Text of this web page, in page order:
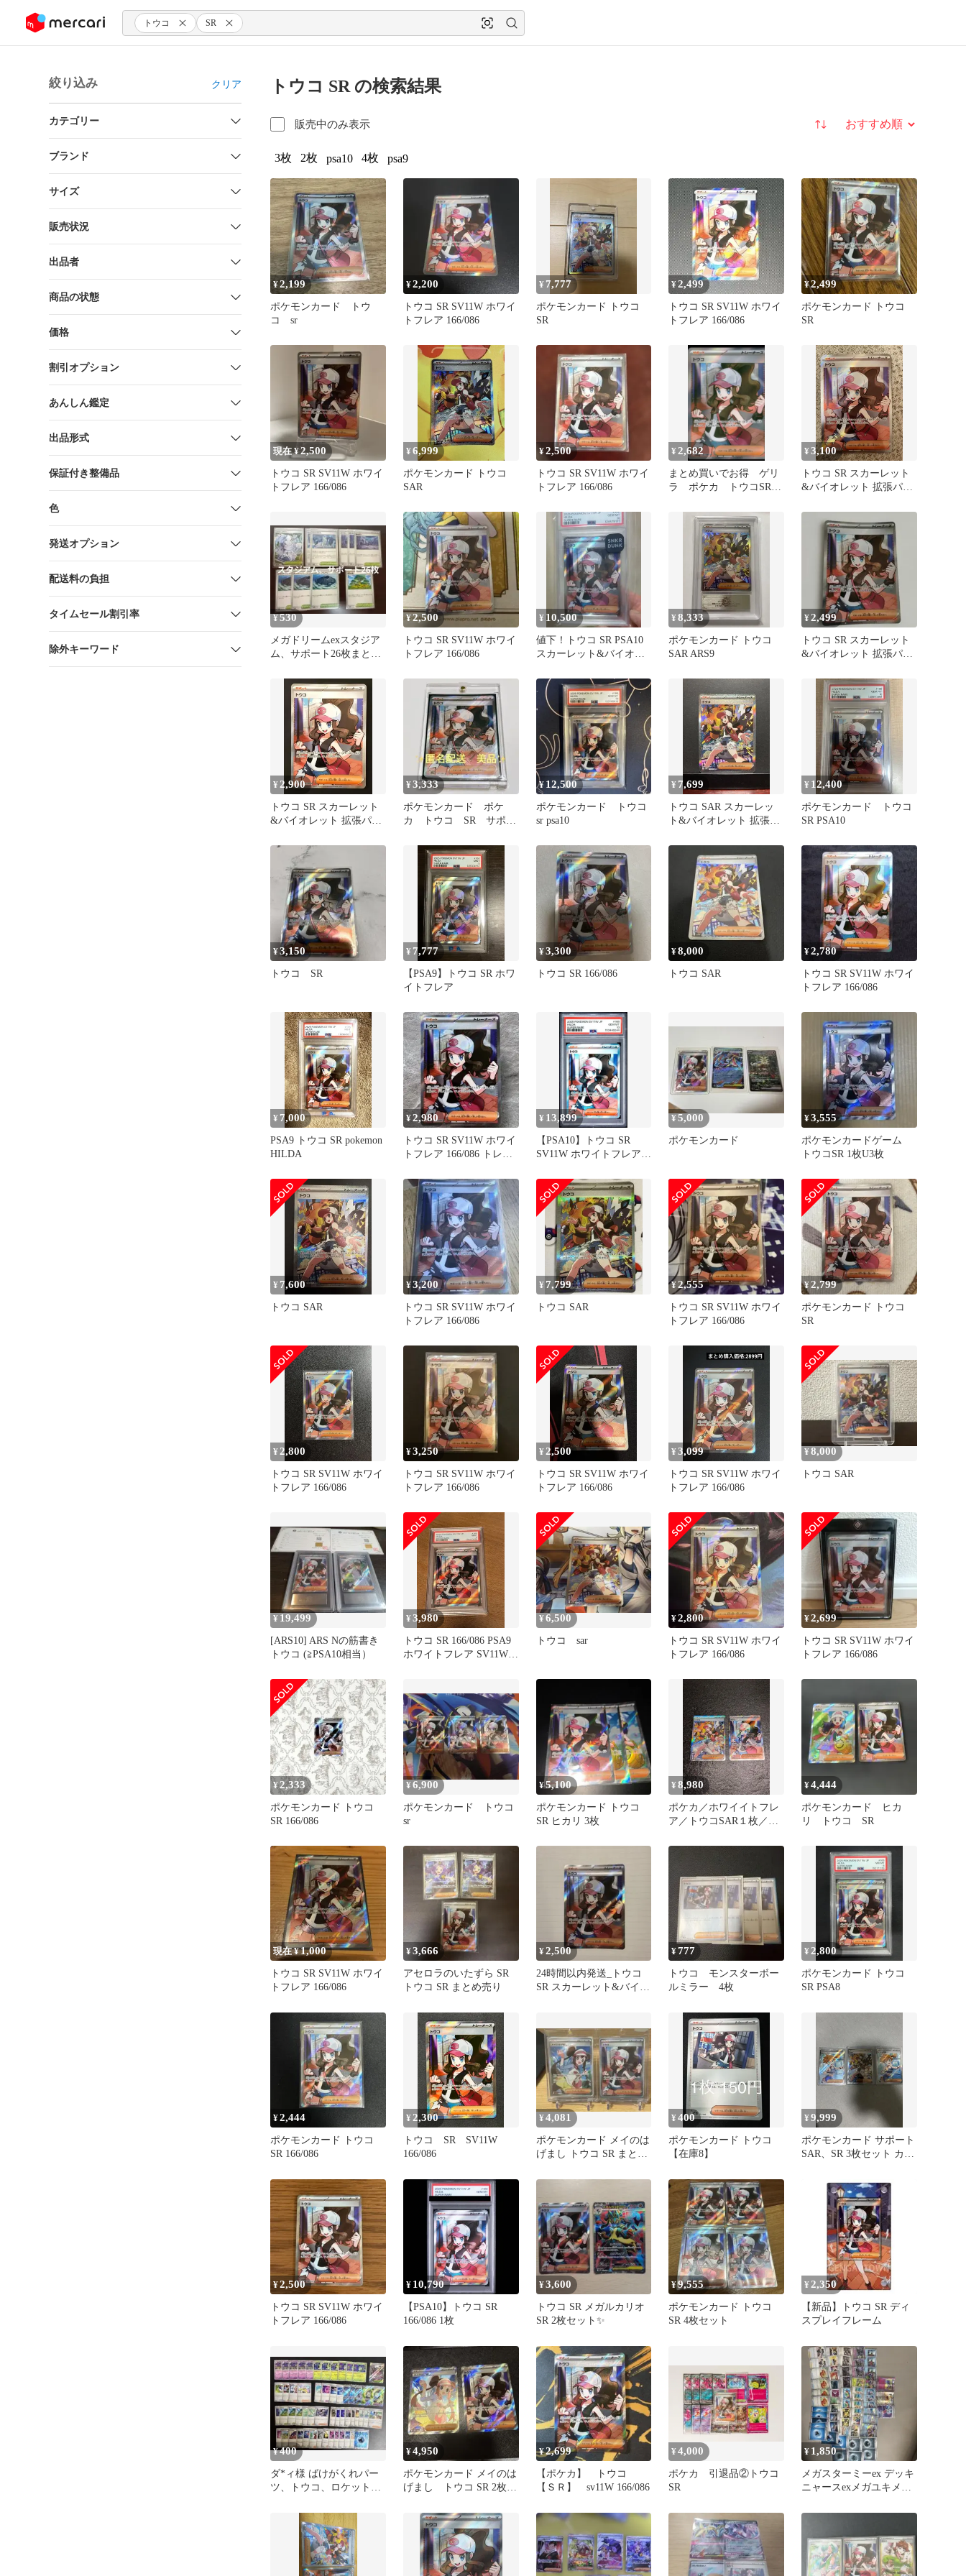
ツにスキップ トウコ SR
絞り込み クリア
カテゴリー
ブランド
サイズ
販売状況
出品者
商品の状態
価格
割引オプション
あんしん鑑定
出品形式
保証付き整備品
色
発送オプション
配送料の負担
タイムセール割引率
除外キーワード
トウコ SR の検索結果
販売中のみ表示 並び替え
3枚 2枚 psa10 4枚 psa9
¥2,199
ポケモンカード トウ
コ sr
¥2,200
トウコ SR SV11W ホワイ
トフレア 166/086
¥ 7,777
ポケモンカード トウコ
SR
¥2,499
トウコ SR SV11W ホワイ
トフレア 166/086
¥2,499
ポケモンカード トウコ
SR
現在 ¥2,500
トウコ SR SV11W ホワイ
トフレア 166/086
¥6,999
ポケモンカード トウコ
SAR
¥2,500
トウコ SR SV11W ホワイ
トフレア 166/086
¥ 2,682
まとめ買いでお得 ゲリ
ラ ポケカ トウコSR
¥3,100
トウコ SR スカーレット
&バイオレット 拡張パッ
¥530
メガドリームexスタジア
ム、サポート26枚まとめ
¥2,500
トウコ SR SV11W ホワイ
トフレア 166/086
¥ 10,500
値下！トウコ SR PSA10
スカーレット&バイオレ
¥8,333
ポケモンカード トウコ
SAR ARS9
¥2,499
トウコ SR スカーレット
&バイオレット 拡張パッ
1…
¥ 2,900
トウコ SR スカーレット
&バイオレット 拡張パッ
16
¥3,333
ポケモンカード ポケ
カ トウコ SR サポー
イトフレア
¥ 12,500
ポケモンカード トウコ
sr psa10
¥ 7,699
トウコ SAR スカーレッ
ト&バイオレット 拡張パ
¥ 12,400
ポケモンカード トウコ
SR PSA10
¥3,150
トウコ SR
¥ 7,777
【PSA9】トウコ SR ホワ
イトフレア
¥3,300
トウコ SR 166/086
¥8,000
トウコ SAR
¥2,780
トウコ SR SV11W ホワイ
トフレア 166/086
¥ 7,000
PSA9 トウコ SR pokemon
HILDA
¥2,980
トウコ SR SV11W ホワイ
トフレア 166/086 トレー
¥ 13,899
【PSA10】トウコ SR
SV11W ホワイトフレア
¥5,000
ポケモンカード
¥3,555
ポケモンカードゲーム
トウコSR 1枚U3枚
¥ 7,600
トウコ SAR
¥3,200
トウコ SR SV11W ホワイ
トフレア 166/086
¥ 7,799
トウコ SAR
¥2,555
トウコ SR SV11W ホワイ
トフレア 166/086
¥2,799
ポケモンカード トウコ
SR
¥ 2,800
トウコ SR SV11W ホワイ
トフレア 166/086
¥3,250
トウコ SR SV11W ホワイ
トフレア 166/086
¥ 2,500
トウコ SR SV11W ホワイ
トフレア 166/086
¥3,099
トウコ SR SV11W ホワイ
トフレア 166/086
¥8,000
トウコ SAR
¥ 19,499
[ARS10] ARS Nの筋書き
トウコ (≧PSA10相当）
¥3,980
トウコ SR 166/086 PSA9
ホワイトフレア SV11W
¥6,500
トウコ sar
¥2,800
トウコ SR SV11W ホワイ
トフレア 166/086
¥2,699
トウコ SR SV11W ホワイ
トフレア 166/086
¥2,333
ポケモンカード トウコ
SR 166/086
¥6,900
ポケモンカード トウコ
sr
¥5,100
ポケモンカード トウコ
SR ヒカリ 3枚
¥8,980
ポケカ／ホワイイトフレ
ア／トウコSAR１枚／ト
¥4,444
ポケモンカード ヒカ
リ トウコ SR
現在 ¥1,000
トウコ SR SV11W ホワイ
トフレア 166/086
¥3,666
アセロラのいたずら SR
トウコ SR まとめ売り
¥2,500
24時間以内発送_トウコ
SR スカーレット&バイオ
¥777
トウコ モンスターボー
ルミラー 4枚
¥2,800
ポケモンカード トウコ
SR PSA8
¥2,444
ポケモンカード トウコ
SR 166/086
¥2,300
トウコ SR SV11W
166/086
¥4,081
ポケモンカード メイのは
げまし トウコ SR まとめ
¥400
ポケモンカード トウコ
【在庫8】
¥9,999
ポケモンカード サポート
SAR、SR 3枚セット カス
¥2,500
トウコ SR SV11W ホワイ
トフレア 166/086
¥ 10,790
【PSA10】トウコ SR
166/086 1枚
¥3,600
トウコ SR メガルカリオ
SR 2枚セット✨
¥9,555
ポケモンカード トウコ
SR 4枚セット
¥ 2,350
【新品】トウコ SR ディ
スプレイフレーム
¥400
ダ*ィ様 ばけがくれパー
ツ、トウコ、ロケット団
パ他 汎用ト
¥4,950
ポケモンカード メイのは
げまし トウコ SR 2枚セ
¥2,699
【ポケカ】 トウコ
【ＳＲ】 sv11W 166/086
¥4,000
ポケカ 引退品②トウコ
SR
¥ 1,850
メガスターミーex デッキ
ニャースexメガユキメン